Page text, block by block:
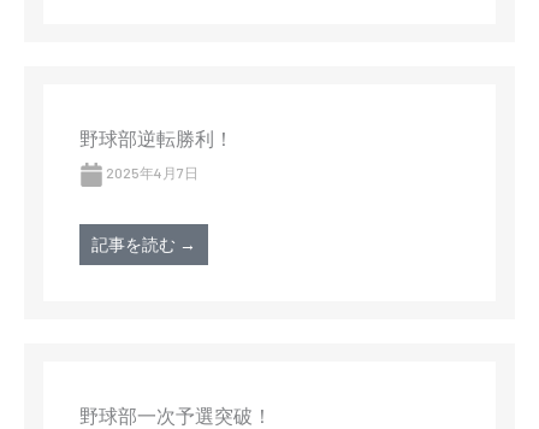
野球部逆転勝利！
2025年4月7日
記事を読む →
野球部一次予選突破！